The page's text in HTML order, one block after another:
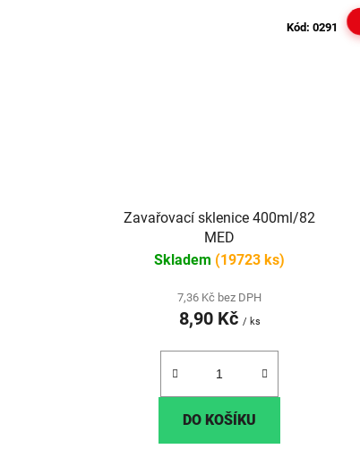
Zavařovací sklenice 400ml/82
MED
Skladem (19723 ks)
7,36 Kč bez DPH
8,90 Kč / ks
DO KOŠÍKU
Kód: 0291